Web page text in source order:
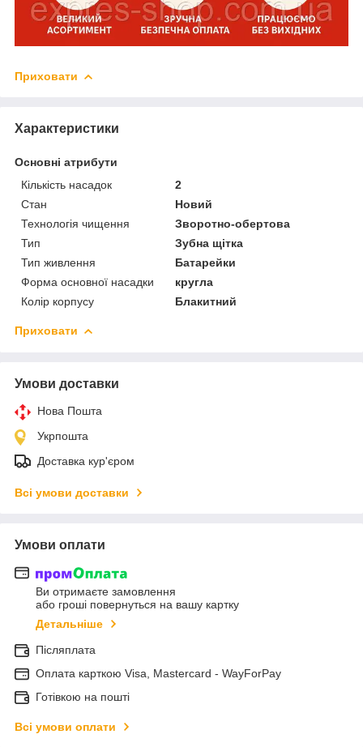
Приховати
Характеристики
Основні атрибути
Кількість насадок
2
Стан
Новий
Технологія чищення
Зворотно-обертова
Тип
Зубна щітка
Тип живлення
Батарейки
Форма основної насадки
кругла
Колір корпусу
Блакитний
Приховати
Умови доставки
Нова Пошта
Укрпошта
Доставка кур'єром
Всі умови доставки
Умови оплати
Ви отримаєте замовлення
або гроші повернуться на вашу картку
Детальніше
Післяплата
Оплата карткою Visa, Mastercard - WayForPay
Готівкою на пошті
Всі умови оплати